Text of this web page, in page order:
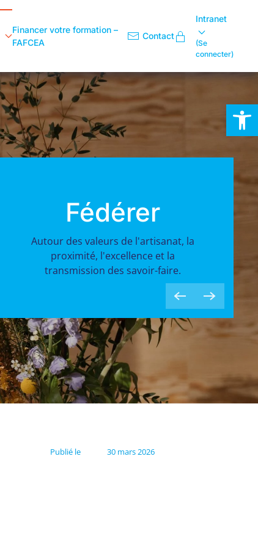
Ouvrir
Financer votre formation –
FAFCEA
Contact
Intranet
(Se
connecter)
Fédérer
Autour des valeurs de l'artisanat, la
proximité, l'excellence et la
transmission des savoir-faire.
Publié le 30 mars 2026